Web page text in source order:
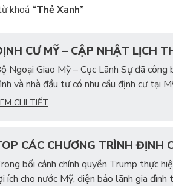
khoá “Thẻ Xanh”
CƯ MỸ – CẬP NHẬT LỊCH
Ngoại Giao Mỹ – Cục Lãnh Sự đã
và nhà đầu tư có nhu cầu định cư tại
CHI TIẾT
CÁC CHƯƠNG TRÌNH ĐỊNH
bối cảnh chính quyền Trump thực
ích cho nước Mỹ, diện bảo lãnh gia